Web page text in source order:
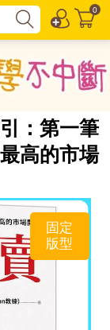
0
：第一筆
高的市場
固定
版型